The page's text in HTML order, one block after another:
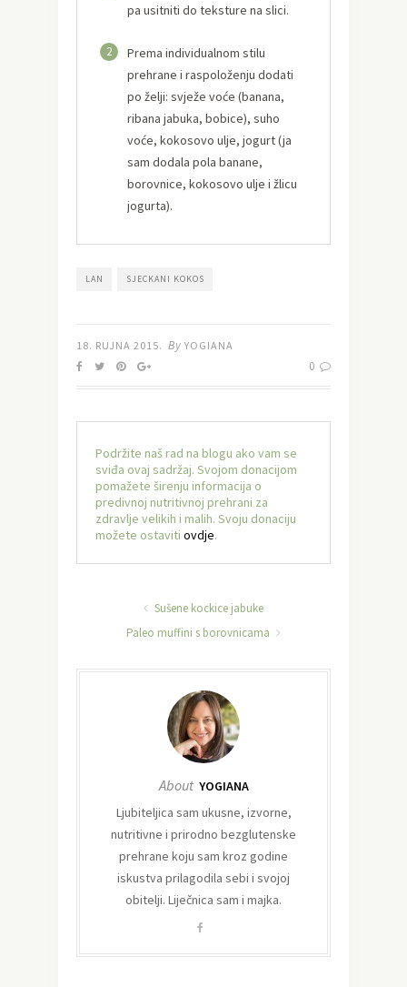
pa usitniti do teksture na slici.
2
Prema individualnom stilu
prehrane i raspoloženju dodati
po želji: svježe voće (banana,
ribana jabuka, bobice), suho
voće, kokosovo ulje, jogurt (ja
sam dodala pola banane,
borovnice, kokosovo ulje i žlicu
jogurta).
LAN SJECKANI KOKOS
18. RUJNA 2015. By YOGIANA
0
Podržite naš rad na blogu ako vam se
sviđa ovaj sadržaj. Svojom donacijom
pomažete širenju informacija o
predivnoj nutritivnoj prehrani za
zdravlje velikih i malih. Svoju donaciju
možete ostaviti ovdje.
Sušene kockice jabuke
Paleo muffini s borovnicama
About YOGIANA
Ljubiteljica sam ukusne, izvorne,
nutritivne i prirodno bezglutenske
prehrane koju sam kroz godine
iskustva prilagodila sebi i svojoj
obitelji. Liječnica sam i majka.